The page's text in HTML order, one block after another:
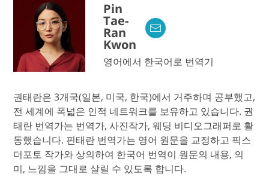
Pin
Tae-
Ran
Kwon
영어에서 한국어로 번역기
권태란은 3개국(일본, 미국, 한국)에서 거주하며 공부했고,
전 세계에 폭넓은 인적 네트워크를 보유하고 있습니다. 권
태란 번역가는 번역가, 사진작가, 웨딩 비디오그래퍼로 활
동했습니다. 핀태란 번역가는 영어 원문을 교정하고 픽스
더포토 작가와 상의하여 한국어 번역이 원문의 내용, 의
미, 느낌을 그대로 살릴 수 있도록 합니다.